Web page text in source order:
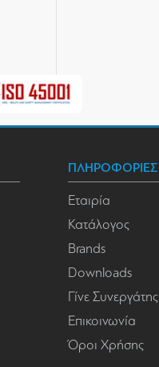
ΠΛΗΡΟΦΟΡΙΕΣ
Εταιρία
Κατάλογος
Brands
Downloads
Γίνε Συνεργάτης
Επικοινωνία
Όροι Χρήσης